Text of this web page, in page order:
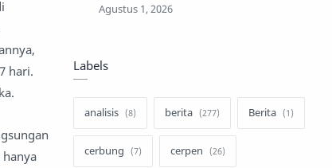
hari.
Labels
analisis berita Berita
cerbung cerpen